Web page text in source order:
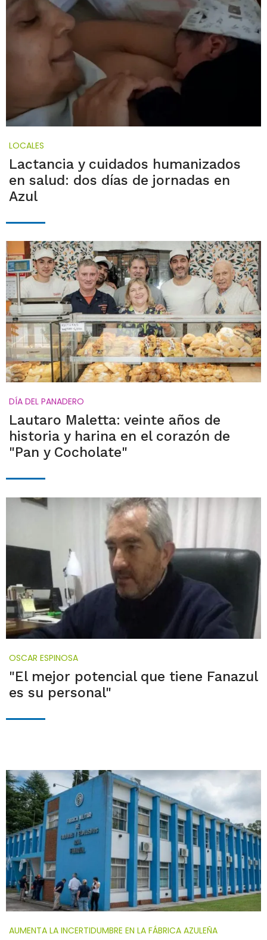
LOCALES
Lactancia y cuidados humanizados
en salud: dos días de jornadas en
Azul
DÍA DEL PANADERO
Lautaro Maletta: veinte años de
historia y harina en el corazón de
"Pan y Cocholate"
OSCAR ESPINOSA
"El mejor potencial que tiene Fanazul
es su personal"
AUMENTA LA INCERTIDUMBRE EN LA FÁBRICA AZULEÑA